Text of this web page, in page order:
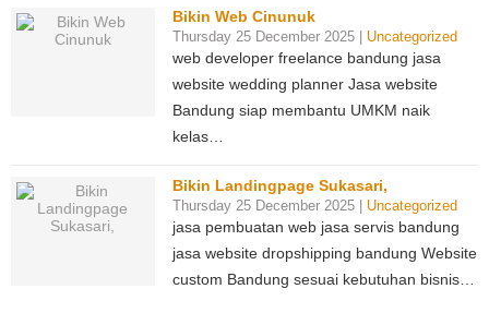
Bikin Web Cinunuk
Thursday 25 December 2025 | Uncategorized
web developer freelance bandung jasa
website wedding planner Jasa website
Bandung siap membantu UMKM naik
kelas…
Bikin Landingpage Sukasari,
Thursday 25 December 2025 | Uncategorized
jasa pembuatan web jasa servis bandung
jasa website dropshipping bandung Website
custom Bandung sesuai kebutuhan bisnis…